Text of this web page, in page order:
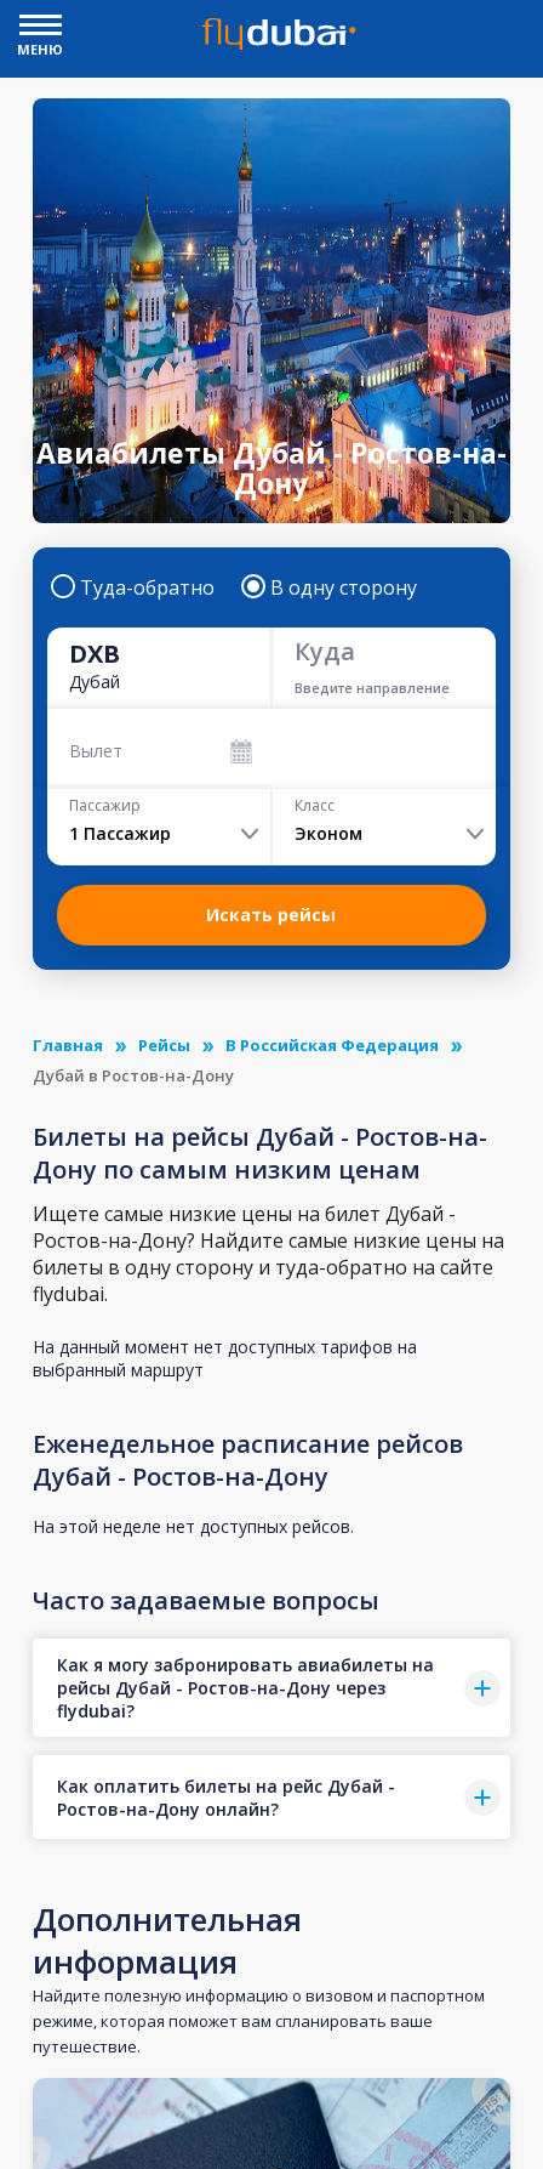
МЕНЮ
Авиабилеты Дубай - Ростов-на-
Дону
Туда-обратно В одну сторону
DXB
Дубай
Куда
Введите направление
Вылет
Пассажир
1 Пассажир
Класс
Эконом
Искать рейсы
Главная Рейсы
В Российская Федерация
Дубай в Ростов-на-Дону
Билеты на рейсы Дубай - Ростов-на-
Дону по самым низким ценам
Ищете самые низкие цены на билет Дубай -
Ростов-на-Дону? Найдите самые низкие цены на
билеты в одну сторону и туда-обратно на сайте
flydubai.
На данный момент нет доступных тарифов на
выбранный маршрут
Еженедельное расписание рейсов
Дубай - Ростов-на-Дону
На этой неделе нет доступных рейсов.
Часто задаваемые вопросы
Как я могу забронировать авиабилеты на
рейсы Дубай - Ростов-на-Дону через
flydubai?
Как оплатить билеты на рейс Дубай -
Ростов-на-Дону онлайн?
Дополнительная
информация
Найдите полезную информацию о визовом и паспортном
режиме, которая поможет вам спланировать ваше
путешествие.